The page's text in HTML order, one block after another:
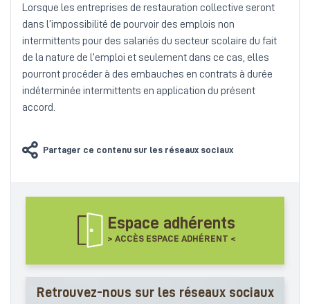
Lorsque les entreprises de restauration collective seront
dans l’impossibilité de pourvoir des emplois non
intermittents pour des salariés du secteur scolaire du fait
de la nature de l’emploi et seulement dans ce cas, elles
pourront procéder à des embauches en contrats à durée
indéterminée intermittents en application du présent
accord.
Partager ce contenu sur les réseaux sociaux
Espace adhérents
> ACCÈS ESPACE ADHÉRENT <
Retrouvez-nous sur les réseaux sociaux